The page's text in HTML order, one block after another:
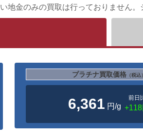
金のみの買取は行っておりません
プラチナ買取価格（税込）
6,361 円/g
前日
+118